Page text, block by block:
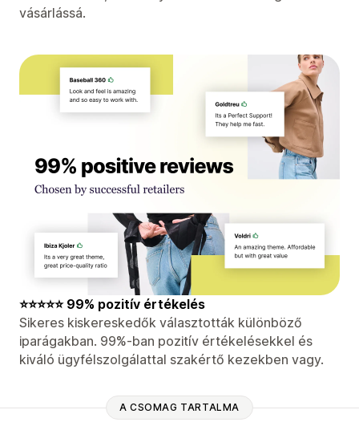
vásárlássá.
⭐⭐⭐⭐⭐ 99% pozitív értékelés
Sikeres kiskereskedők választották különböző
iparágakban. 99%-ban pozitív értékelésekkel és
kiváló ügyfélszolgálattal szakértő kezekben vagy.
A CSOMAG TARTALMA